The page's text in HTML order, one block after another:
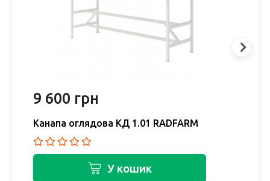
9 600 грн
Канапа оглядова КД 1.01 RADFARM
У кошик